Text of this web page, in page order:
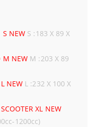
NEW S :183 X 89 X
NEW M :203 X 89
NEW L :232 X 100 X
XL NEW
1200cc)